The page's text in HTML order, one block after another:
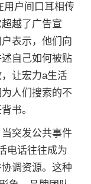
户间口耳相传
越了广告宣
表示，他们向
自己如何被贴
让宏力a生活
人们搜索的不
书。
突发公共事件
电话往往成为
调资源。这种